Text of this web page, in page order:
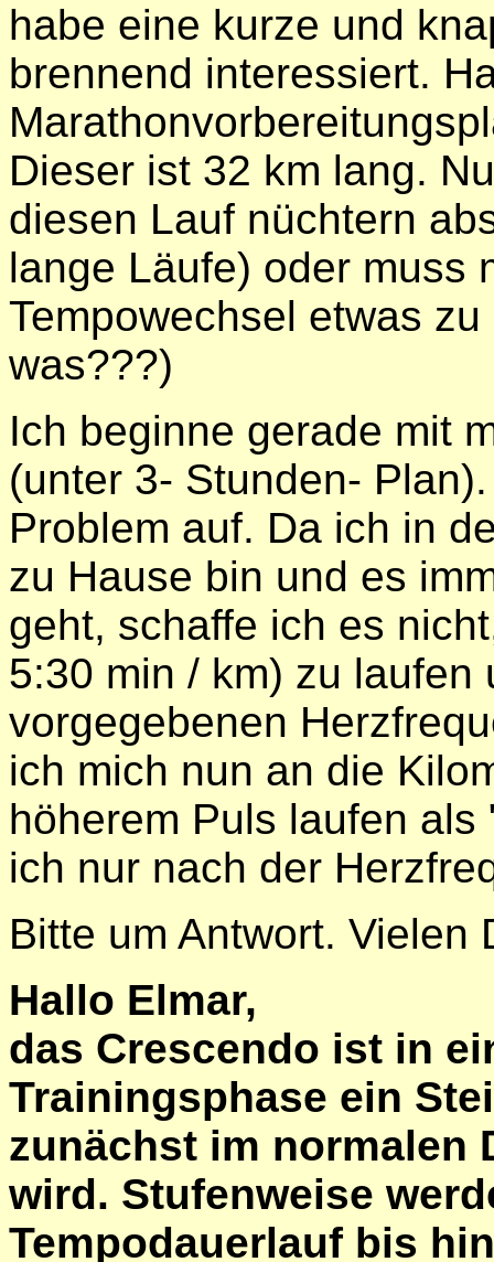
habe eine kurze und
brennend interessiert.
Dieser ist 32 km lang.
diesen Lauf nüchtern
lange Läufe) oder muss
Tempowechsel etwas
was???)
Ich beginne gerade mit
(unter 3- Stunden-
Problem auf. Da ich in
zu Hause bin und es
geht, schaffe ich es
5:30 min / km) zu
vorgegebenen
ich mich nun an die
höherem Puls laufen
ich nur nach der
Bitte um Antwort. Vielen
Hallo Elmar,
das Crescendo ist in
Trainingsphase ein
zunächst im normalen
wird. Stufenweise
Tempodauerlauf bis